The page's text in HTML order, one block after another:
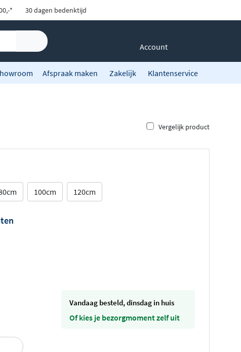
* 30 dagen bedenktijd
Account
Afspraak maken Zakelijk Klantenservice
Vergelijk product
100cm 120cm
vandaag besteld, dinsdag in huis
Of kies je bezorgmoment zelf uit